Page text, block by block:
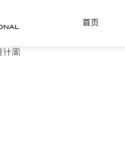
首页